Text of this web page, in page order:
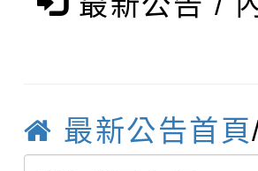
賽實施要點
比賽實施要
畫影片一案
劇比賽實施
轉知：桃園
最新公告首頁